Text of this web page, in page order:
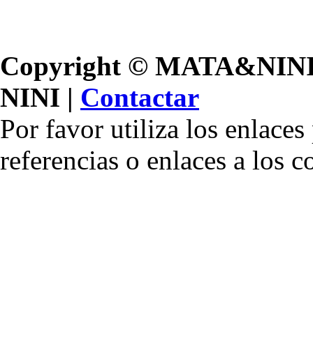
Copyright ©
NINI | Contactar
Por favor utiliza los enlaces
referencias o enlaces a los